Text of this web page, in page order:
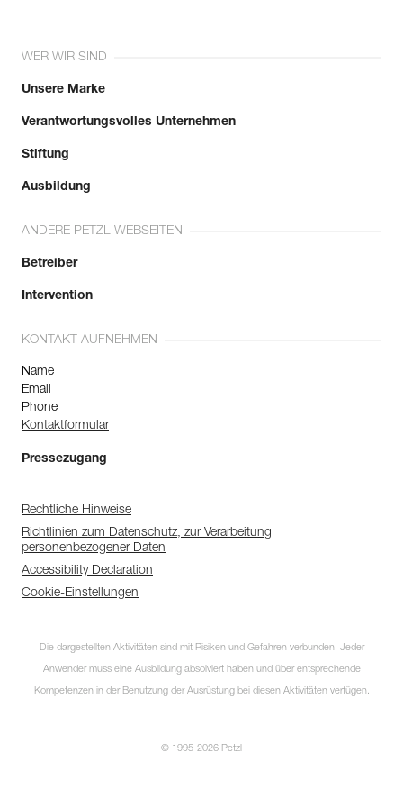
Verpackung : 1
Farbe(n) : Schwarz
Größe : 9,5
Handumfang : 24,5 cm
Verpackung : 1
WER WIR SIND
Unsere Marke
Verantwortungsvolles Unternehmen
Stiftung
Ausbildung
ANDERE PETZL WEBSEITEN
Betreiber
Intervention
KONTAKT AUFNEHMEN
Name
Email
Phone
Kontaktformular
Pressezugang
Rechtliche Hinweise
Richtlinien zum Datenschutz, zur Verarbeitung
personenbezogener Daten
Accessibility Declaration
Cookie-Einstellungen
Die dargestellten Aktivitäten sind mit Risiken und Gefahren verbunden. Jeder
Anwender muss eine Ausbildung absolviert haben und über entsprechende
Kompetenzen in der Benutzung der Ausrüstung bei diesen Aktivitäten verfügen.
© 1995-2026 Petzl